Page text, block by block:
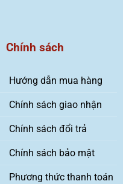
Chính sách
Hướng dẫn mua hàng
Chính sách giao nhận
Chính sách đổi trả
Chính sách bảo mật
Phương thức thanh toán